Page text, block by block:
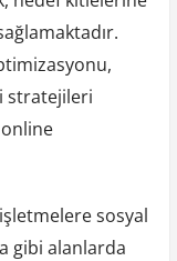
stratejileri
sosyal
gibi alanlarda